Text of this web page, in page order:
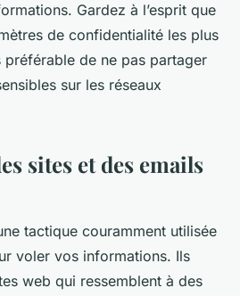
Gardez à l’esprit que
de confidentialité les plus
de ne pas partager
sur les réseaux
sites et des emails
tactique couramment utilisée
voler vos informations. Ils
web qui ressemblent à des